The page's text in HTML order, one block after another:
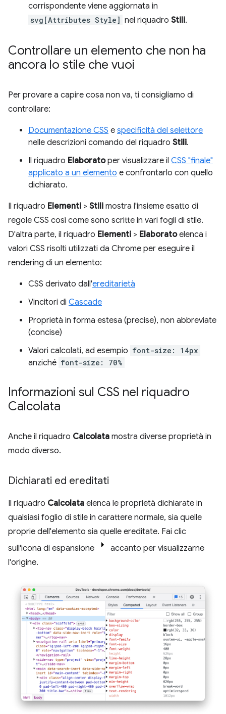
corrispondente viene aggiornata in
svg[Attributes Style] nel riquadro Stili.
Controllare un elemento che non ha
ancora lo stile che vuoi
Per provare a capire cosa non va, ti consigliamo di
controllare:
Documentazione CSS e specificità del selettore
nelle descrizioni comando del riquadro Stili.
Il riquadro Elaboratoper visualizzare il CSS "finale"
applicato a un elemento e confrontarlo con quello
dichiarato.
Il riquadro Elementi > Stili mostra l'insieme esatto di
regole CSS così come sono scritte in vari fogli di stile.
D'altra parte, il riquadro Elementi > Elaboratoelenca i
valori CSS risolti utilizzati da Chrome per eseguire il
rendering di un elemento:
CSS derivato dall'ereditarietà
Vincitori di Cascade
Proprietà in forma estesa (precise), non abbreviate
(concise)
Valori calcolati, ad esempio font-size: 14px
anziché font-size: 70%
Informazioni sul CSS nel riquadro
Calcolata
Anche il riquadro Calcolata mostra diverse proprietà in
modo diverso.
Dichiarati ed ereditati
Il riquadro Calcolata elenca le proprietà dichiarate in
qualsiasi foglio di stile in carattere normale, sia quelle
proprie dell'elemento sia quelle ereditate. Fai clic
sull'icona di espansione
accanto per visualizzarne
l'origine.